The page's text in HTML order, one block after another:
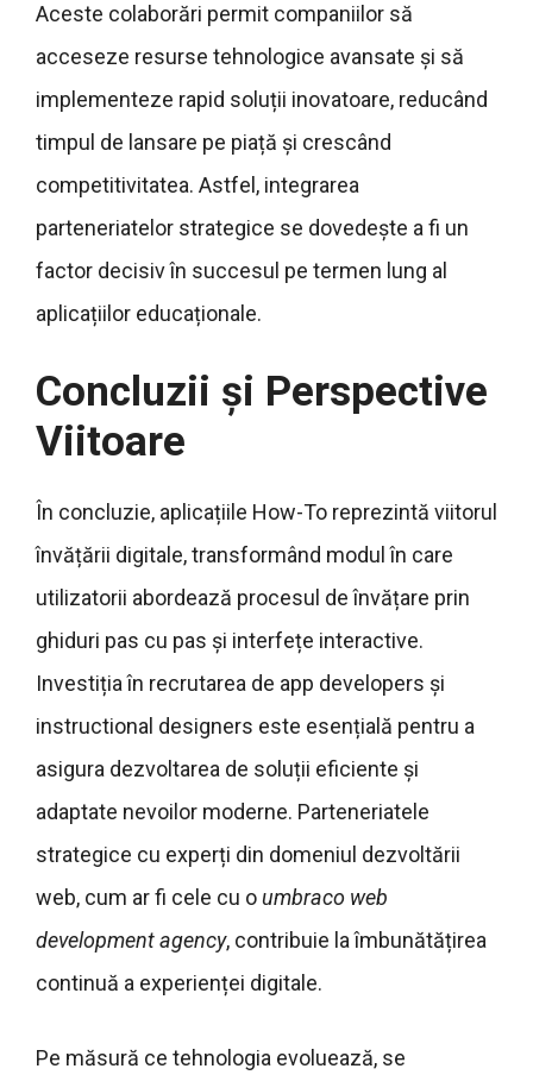
Aceste colaborări permit companiilor să
acceseze resurse tehnologice avansate și să
implementeze rapid soluții inovatoare, reducând
timpul de lansare pe piață și crescând
competitivitatea. Astfel, integrarea
parteneriatelor strategice se dovedește a fi un
factor decisiv în succesul pe termen lung al
aplicațiilor educaționale.
Concluzii și Perspective
Viitoare
În concluzie, aplicațiile How-To reprezintă viitorul
învățării digitale, transformând modul în care
utilizatorii abordează procesul de învățare prin
ghiduri pas cu pas și interfețe interactive.
Investiția în recrutarea de app developers și
instructional designers este esențială pentru a
asigura dezvoltarea de soluții eficiente și
adaptate nevoilor moderne. Parteneriatele
strategice cu experți din domeniul dezvoltării
web, cum ar fi cele cu oumbraco web
development agency, contribuie la îmbunătățirea
continuă a experienței digitale.
Pe măsură ce tehnologia evoluează, se